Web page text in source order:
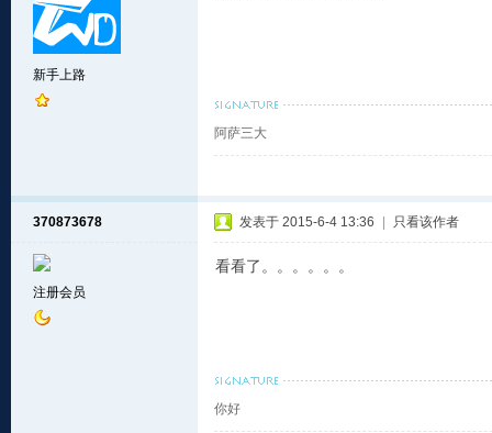
新手上路
阿萨三大
370873678
注册会员
发表于 2015-6-4 13:36 只看该作者
看看了。。。。。。
你好